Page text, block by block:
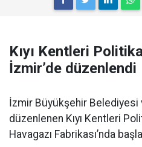
Kıyı Kentleri
İzmir’de düzenlendi
İzmir Büyükşehir Belediyesi
düzenlenen Kıyı Kentleri
Havagazı Fabrikası’nda